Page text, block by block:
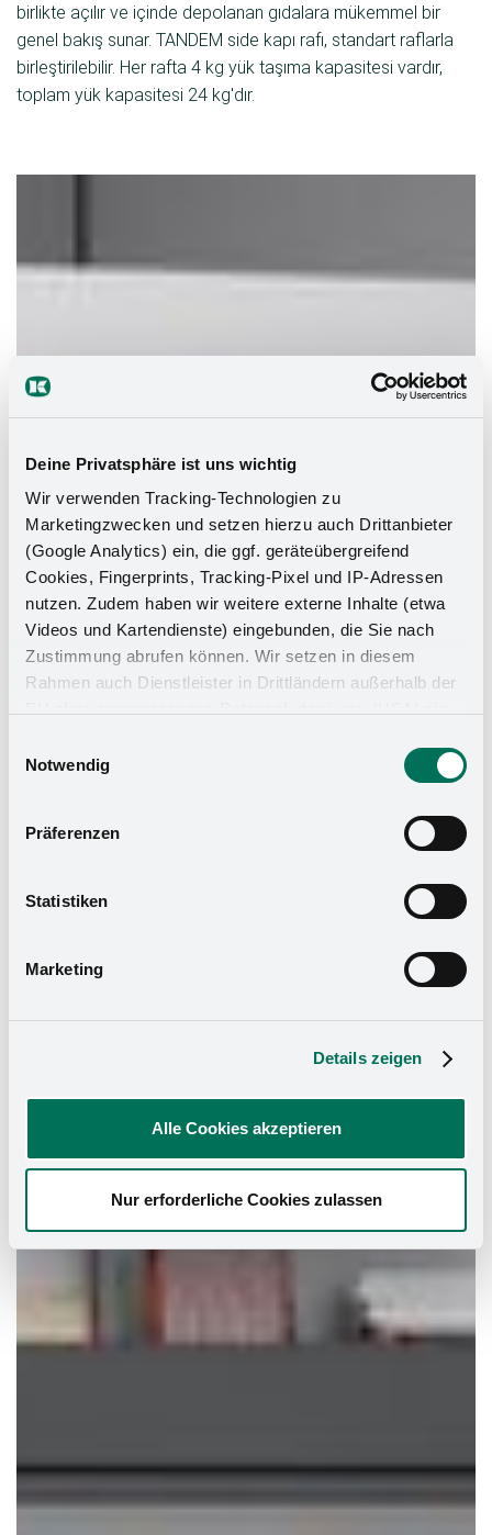
Deine Privatsphäre ist uns wichtig
Wir verwenden Tracking-Technologien zu
Marketingzwecken und setzen hierzu auch Drittanbieter
(Google Analytics) ein, die ggf. geräteübergreifend
Cookies, Fingerprints, Tracking-Pixel und IP-Adressen
nutzen. Zudem haben wir weitere externe Inhalte (etwa
Videos und Kartendienste) eingebunden, die Sie nach
Zustimmung abrufen können. Wir setzen in diesem
Rahmen auch Dienstleister in Drittländern außerhalb der
zu Sicherheits- und Überwachungszwecken zugreifen,
Rechtsmittel einlegen können. Mit Ihrer Einstellung
willigen Sie in die oben beschriebenen Vorgänge ein. Sie
widerrufen. Mehr Informationen finden Sie in unserer
Impressum.
Notwendig
Präferenzen
Statistiken
Marketing
Details zeigen
Alle Cookies akzeptieren
Nur erforderliche Cookies zulassen
birlikte açılır ve içinde depolanan gıdalara mükemmel bir
genel bakış sunar. TANDEM side kapı rafı, standart raflarla
birleştirilebilir. Her rafta 4 kg yük taşıma kapasitesi vardır,
toplam yük kapasitesi 24 kg'dır.